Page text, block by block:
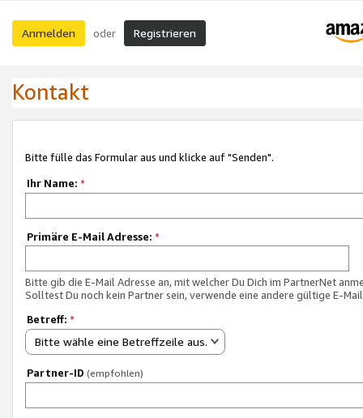
Anmelden oder Registrieren
Kontakt
Bitte fülle das Formular aus und klicke auf "Senden".
Ihr Name: *
Primäre E-Mail Adresse: *
Bitte gib die E-Mail Adresse an, mit welcher Du Dich im PartnerNet
Solltest Du noch kein Partner sein, verwende eine andere gültige E-
Betreff: *
Bitte wähle eine Betreffzeile aus.
Partner-ID (empfohlen)